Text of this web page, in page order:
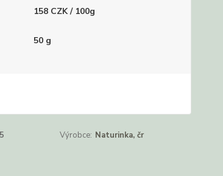
158 CZK / 100g
50 g
Výrobce: Naturinka, čr